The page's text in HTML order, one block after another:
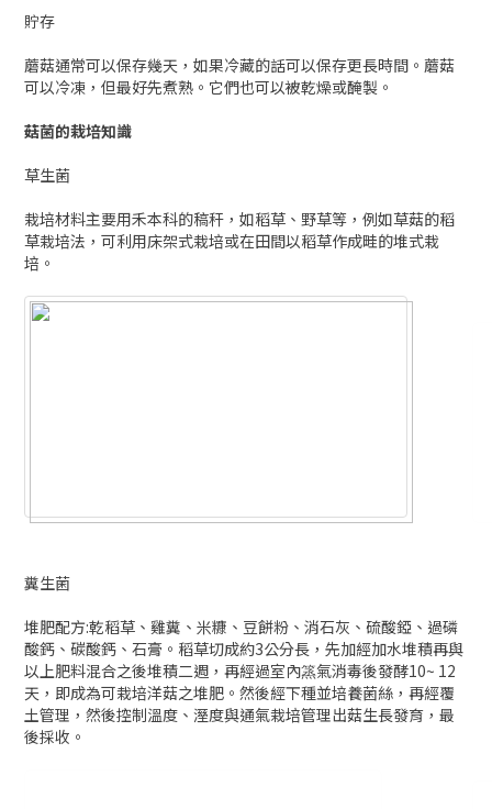
貯存
蘑菇通常可以保存幾天，如果冷藏的話可以保存更長時間。蘑菇
可以冷凍，但最好先煮熟。它們也可以被乾燥或醃製。
菇菌的栽培知識
草生菌
栽培材料主要用禾本科的稿秆，如稻草、野草等，例如草菇的稻
草栽培法，可利用床架式栽培或在田間以稻草作成畦的堆式栽
培。
糞生菌
堆肥配方:乾稻草、雞糞、米糠、豆餅粉、消石灰、硫酸錏、過磷
酸鈣、碳酸鈣、石膏。稻草切成約3公分長，先加經加水堆積再與
以上肥料混合之後堆積二週，再經過室內篜氣消毒後發酵10~ 12
天，即成為可栽培洋菇之堆肥。然後經下種並培養菌絲，再經覆
土管理，然後控制溫度、溼度與通氣栽培管理出菇生長發育，最
後採收。